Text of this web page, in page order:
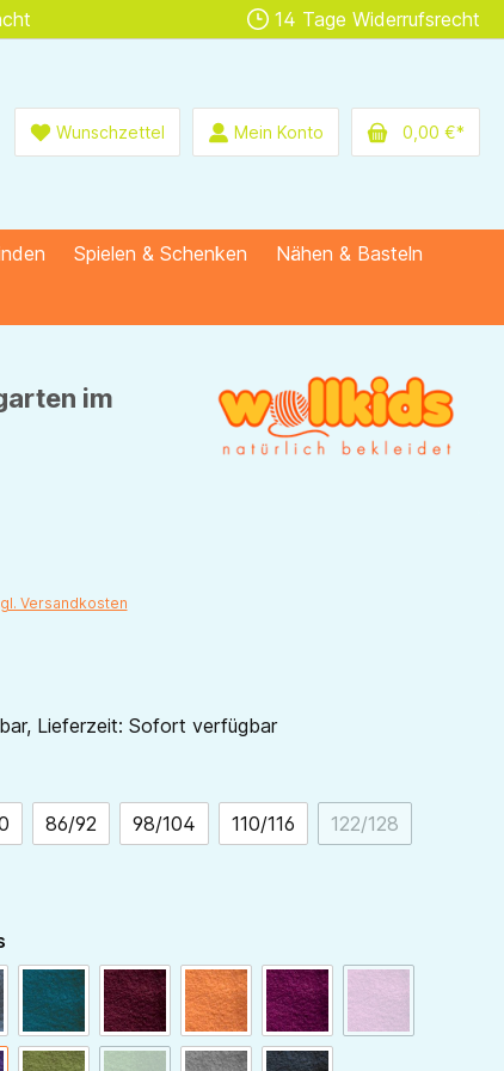
14 Tage Widerrufsrecht
Wunschzettel Mein Konto 0,00 €*
Spielen & Schenken
Nähen & Basteln
im
Versandkosten
Bewertung von 5 von 5 Sternen
Lieferzeit: Sofort verfügbar
zurzeit nicht verfügbar.)
86/92 98/104 110/116 122/128(Diese Option ist
auswählen
dunkelpetrolbordeauxhellorangebeere